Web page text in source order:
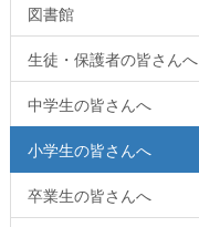
図書館
生徒・保護者の皆さんへ
中学生の皆さんへ
小学生の皆さんへ
卒業生の皆さんへ